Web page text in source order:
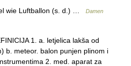
wie Luftballon (s. d.) …
Damen
1. a. letjelica lakša od
b. meteor. balon punjen plinom i
2. med. aparat za